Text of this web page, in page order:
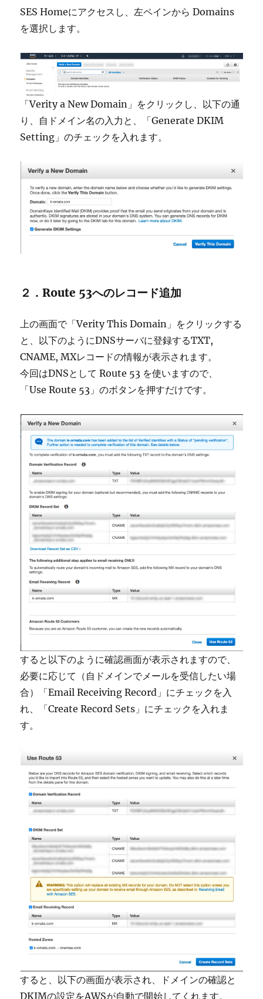
SES Homeにアクセスし、左ペインから Domains
を選択します。
「Verity a New Domain」をクリックし、以下の通
り、自ドメイン名の入力と、「Generate DKIM
Setting」のチェックを入れます。
２．Route 53へのレコード追加
上の画面で「Verity This Domain」をクリックする
と、以下のようにDNSサーバに登録するTXT,
CNAME, MXレコードの情報が表示されます。
今回はDNSとして Route 53 を使いますので、
「Use Route 53」のボタンを押すだけです。
すると以下のように確認画面が表示されますので、
必要に応じて（自ドメインでメールを受信したい場
合）「Email Receiving Record」にチェックを入
れ、「Create Record Sets」にチェックを入れま
す。
すると、以下の画面が表示され、ドメインの確認と
DKIMの設定をAWSが自動で開始してくれます。